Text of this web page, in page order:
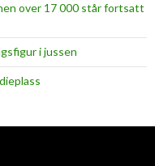
over 17 000 står fortsatt
i jussen